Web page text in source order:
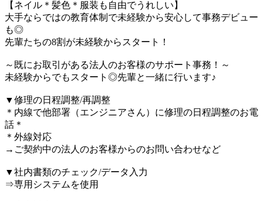
【ネイル＊髪色＊服装も自由でうれしい】
大手ならではの教育体制で未経験から安心して事務デビュー
も◎
先輩たちの8割が未経験からスタート！
～既にお取引がある法人のお客様のサポート事務！～
未経験からでもスタート◎先輩と一緒に行います♪
▼修理の日程調整/再調整
＊内線で他部署（エンジニアさん）に修理の日程調整のお電
話＊
＊外線対応
→ご契約中の法人のお客様からのお問い合わせなど
▼社内書類のチェック/データ入力
⇒専用システムを使用